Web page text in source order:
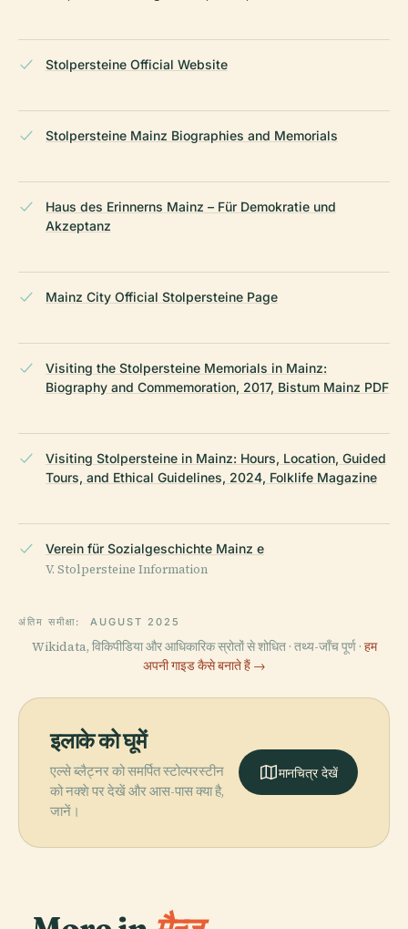
Stolpersteine Official Website
Stolpersteine Mainz Biographies and Memorials
Haus des Erinnerns Mainz – Für Demokratie und
Akzeptanz
Mainz City Official Stolpersteine Page
Visiting the Stolpersteine Memorials in Mainz:
Biography and Commemoration, 2017, Bistum Mainz PDF
Visiting Stolpersteine in Mainz: Hours, Location, Guided
Tours, and Ethical Guidelines, 2024, Folklife Magazine
Verein für Sozialgeschichte Mainz e
V. Stolpersteine Information
अंतिम समीक्षा: AUGUST 2025
Wikidata, विकिपीडिया और आधिकारिक स्रोतों से शोधित · तथ्य-जाँच पूर्ण · हम
अपनी गाइड कैसे बनाते हैं →
इलाके को घूमें
एल्से ब्लैट्नर को समर्पित स्टोल्परस्टीन
को नक्शे पर देखें और आस-पास क्या है,
जानें।
मानचित्र देखें